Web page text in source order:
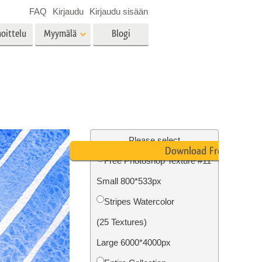
muokkaus
Valokuvan restaurointi
Myymälä
videopeittokuvat
Blogi
FAQ Kirjaudu Kirjaudu sisään
Please select
Free Photoshop Texture #11
Small 800*533px
Stripes Watercolor
(25 Textures)
Large 6000*4000px
Download Free